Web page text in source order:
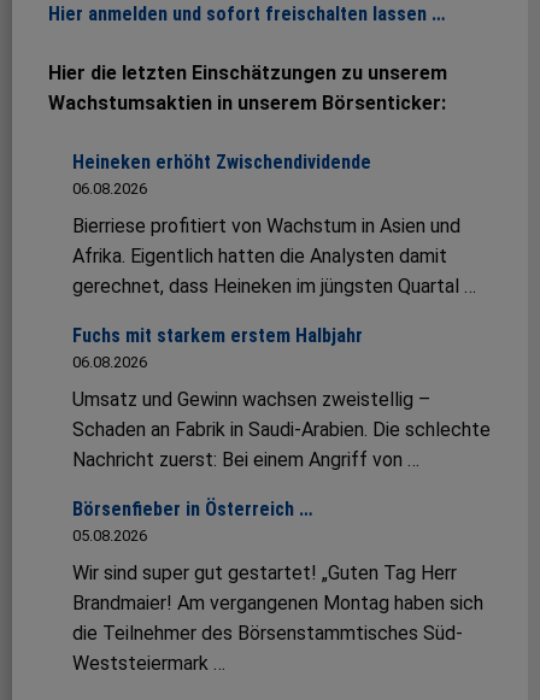
Hier anmelden und sofort freischalten lassen …
Hier die letzten Einschätzungen zu unserem
Wachstumsaktien in unserem Börsenticker:
Heineken erhöht Zwischendividende
06.08.2026
Bierriese profitiert von Wachstum in Asien und
Afrika. Eigentlich hatten die Analysten damit
gerechnet, dass Heineken im jüngsten Quartal …
Fuchs mit starkem erstem Halbjahr
06.08.2026
Umsatz und Gewinn wachsen zweistellig –
Schaden an Fabrik in Saudi-Arabien. Die schlechte
Nachricht zuerst: Bei einem Angriff von …
Börsenfieber in Österreich …
05.08.2026
Wir sind super gut gestartet! „Guten Tag Herr
Brandmaier! Am vergangenen Montag haben sich
die Teilnehmer des Börsenstammtisches Süd-
Weststeiermark …